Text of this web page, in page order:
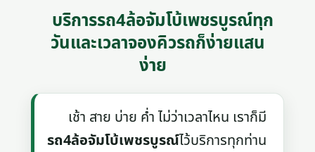
บริการรถ4ล้อจัมโบ้เพชรบูรณ์ทุก
วันและเวลาจองคิวรถก็ง่ายแสน
ง่าย
เช้า สาย บ่าย ค่ำ ไม่ว่าเวลาไหน เราก็มี
รถ4ล้อจัมโบ้เพชรบูรณ์ไว้บริการทุกท่าน